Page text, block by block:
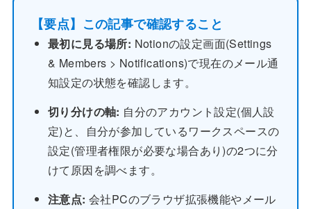
【要点】この記事で確認すること
最初に見る場所: Notionの設定画面(Settings
& Members > Notifications)で現在のメール通
知設定の状態を確認します。
切り分けの軸: 自分のアカウント設定(個人設
定)と、自分が参加しているワークスペースの
設定(管理者権限が必要な場合あり)の2つに分
けて原因を調べます。
注意点: 会社PCのブラウザ拡張機能やメール